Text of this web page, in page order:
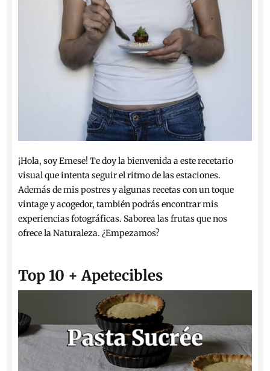
¡Hola, soy Emese! Te doy la bienvenida a este recetario
visual que intenta seguir el ritmo de las estaciones.
Además de mis postres y algunas recetas con un toque
vintage y acogedor, también podrás encontrar mis
experiencias fotográficas. Saborea las frutas que nos
ofrece la Naturaleza. ¿Empezamos?
Top 10 + Apetecibles